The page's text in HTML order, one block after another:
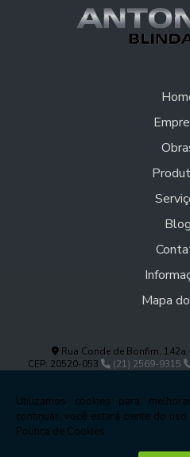
Blog
Mapa
Rua Conde de Bonfim, 142a
CEP: 20520-053
(21) 2569-9315
Copyright © Antonella. (Lei 9610 de 19/02/